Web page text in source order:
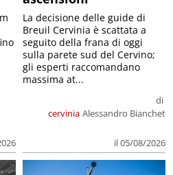
cervinia
di
Alessandro Bianchet
il 05/08/2026
La decisione delle guide di
Breuil Cervinia è scattata a
seguito della frana di oggi
sulla parete sud del Cervino;
gli esperti raccomandano
massima at...